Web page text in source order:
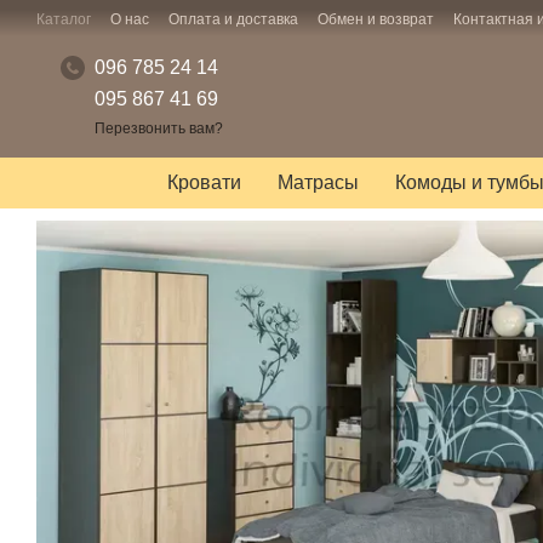
Перейти к основному контенту
Каталог О нас Оплата и доставка Обмен и возврат
096 785 24 14
095 867 41 69
Перезвонить вам?
Кровати Матрасы Комоды и тумбы